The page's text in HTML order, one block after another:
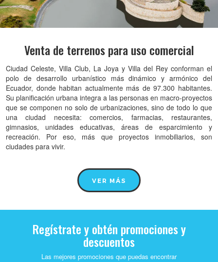
Venta de terrenos para uso comercial
Ciudad Celeste, Villa Club, La Joya y Villa del Rey conforman el
polo de desarrollo urbanístico más dinámico y armónico del
Ecuador, donde habitan actualmente más de 97.300 habitantes.
Su planificación urbana integra a las personas en macro-proyectos
que se componen no solo de urbanizaciones, sino de todo lo que
una ciudad necesita: comercios, farmacias, restaurantes,
gimnasios, unidades educativas, áreas de esparcimiento y
recreación. Por eso, más que proyectos inmobiliarios, son
ciudades para vivir.
VER MÁS
Regístrate y obtén promociones y
descuentos
Las mejores promociones que puedas encontrar